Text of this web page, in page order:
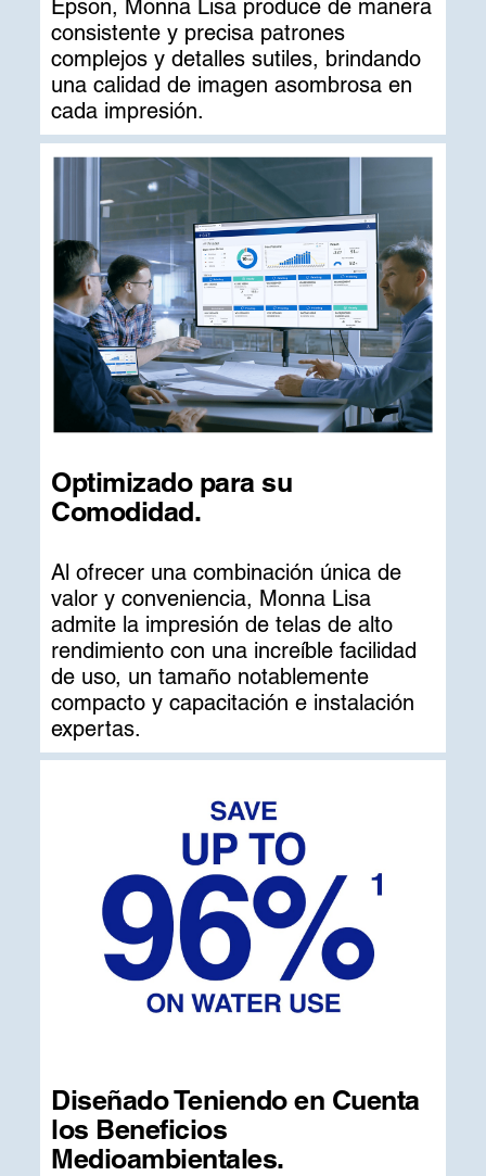
Epson, Monna Lisa produce de manera
consistente y precisa patrones
complejos y detalles sutiles, brindando
una calidad de imagen asombrosa en
cada impresión.
Optimizado para su
Comodidad.
Al ofrecer una combinación única de
valor y conveniencia, Monna Lisa
admite la impresión de telas de alto
rendimiento con una increíble facilidad
de uso, un tamaño notablemente
compacto y capacitación e instalación
expertas.
Diseñado Teniendo en Cuenta
los Beneficios
Medioambientales.